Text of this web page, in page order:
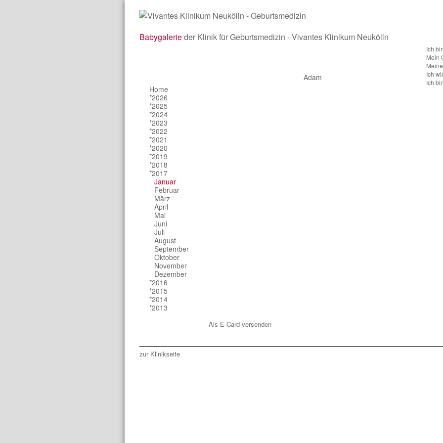
Babygalerieder Klinik für Geburtsmedizin - Vivantes Klinikum Neukölln
Home
*2026
*2025
*2024
*2023
*2022
*2021
*2020
*2019
*2018
*2017
Januar
Februar
März
April
Mai
Juni
Juli
August
September
Oktober
November
Dezember
*2016
*2015
*2014
*2013
Adam
Ich
Mein
Ich
Ich
Als E-Card versenden
zur Klinikseite